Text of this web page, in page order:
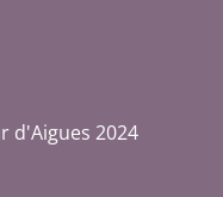
d'Aigues 2024